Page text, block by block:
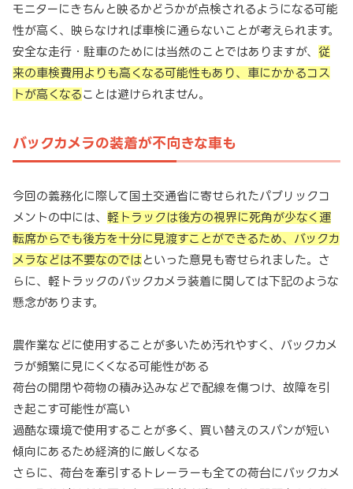
モニターにきちんと映るかどうかが点検されるようになる可能
性が高く、映らなければ車検に通らないことが考えられます。
安全な走行・駐車のためには当然のことではありますが、 従
来の車検費用よりも高くなる可能性もあり、車にかかるコス
トが高くなることは避けられません。
バックカメラの装着が不向きな車も
今回の義務化に際して国土交通省に寄せられたパブリックコ
メントの中には、 軽トラックは後方の視界に死角が少なく運
転席からでも後方を十分に見渡すことができるため、バックカ
メラなどは不要なのでは といった意見も寄せられました。さ
らに、軽トラックのバックカメラ装着に関しては下記のような
懸念があります。
農作業などに使用することが多いため汚れやすく、バックカメ
ラが頻繁に見にくくなる可能性がある
荷台の開閉や荷物の積み込みなどで配線を傷つけ、故障を引
き起こす可能性が高い
過酷な環境で使用することが多く、買い替えのスパンが短い
傾向にあるため経済的に厳しくなる
さらに、荷台を牽引するトレーラーも全ての荷台にバックカメ